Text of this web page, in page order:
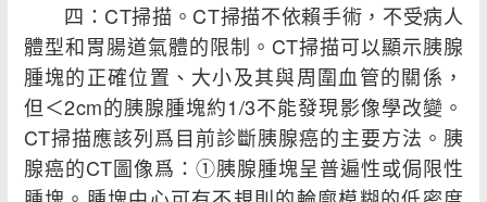
四：CT掃描。CT掃描不依賴手術，不受病人
體型和胃腸道氣體的限制。CT掃描可以顯示胰腺
腫塊的正確位置、大小及其與周圍血管的關係，
但＜2cm的胰腺腫塊約1/3不能發現影像學改變。
CT掃描應該列爲目前診斷胰腺癌的主要方法。胰
腺癌的CT圖像爲：①胰腺腫塊呈普遍性或侷限性